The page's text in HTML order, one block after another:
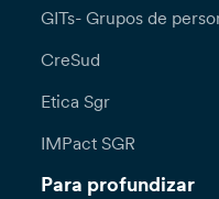
GITs- Grupos de
CreSud
Etica Sgr
IMPact SGR
Para profundizar